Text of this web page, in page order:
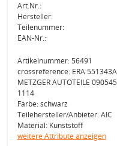
Art.Nr.:
Hersteller:
Teilenummer:
EAN-Nr.:
Artikelnummer: 56491
crossreference: ERA
METZGER AUTOTEILE
1114
Farbe: schwarz
Teilehersteller/Anbieter: AIC
Material: Kunststoff
weitere Attribute anzeigen